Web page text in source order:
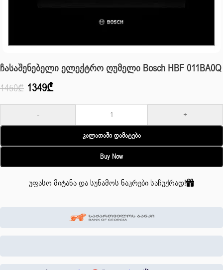
Ჩასაშენებელი Ელექტრო Ღუმელი Bosch HBF 011BA0Q
1450₾ 1349₾
- +
Კალათაში Დამატება
Buy Now
უფასო მიტანა და სუნამოს ნაკრები საჩუქრად!